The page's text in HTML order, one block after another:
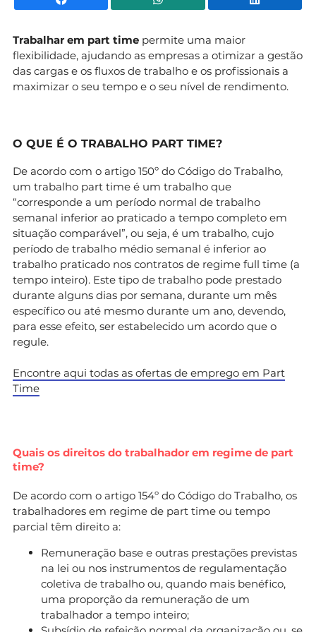
Trabalhar em part time permite uma maior
flexibilidade, ajudando as empresas a otimizar a gestão
das cargas e os fluxos de trabalho e os profissionais a
maximizar o seu tempo e o seu nível de rendimento.
O QUE É O TRABALHO PART TIME?
De acordo com o artigo 150º do Código do Trabalho,
um trabalho part time é um trabalho que
“corresponde a um período normal de trabalho
semanal inferior ao praticado a tempo completo em
situação comparável”, ou seja, é um trabalho, cujo
período de trabalho médio semanal é inferior ao
trabalho praticado nos contratos de regime full time (a
tempo inteiro). Este tipo de trabalho pode prestado
durante alguns dias por semana, durante um mês
específico ou até mesmo durante um ano, devendo,
para esse efeito, ser estabelecido um acordo que o
regule.
Encontre aqui todas as ofertas de emprego em Part
Time
Quais os direitos do trabalhador em regime de part
time?
De acordo com o artigo 154º do Código do Trabalho, os
trabalhadores em regime de part time ou tempo
parcial têm direito a:
Remuneração base e outras prestações previstas
na lei ou nos instrumentos de regulamentação
coletiva de trabalho ou, quando mais benéfico,
uma proporção da remuneração de um
trabalhador a tempo inteiro;